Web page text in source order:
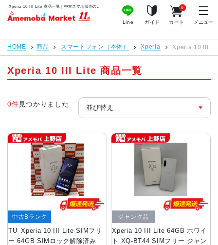
アメモバマーケット
Line ガイド カート
0
メニュー
HOME 商品 スマートフォン（本体） Xperia Xperia 10 III
Xperia 10 III Lite 商品一覧
0件見つかりました
TU_Xperia 10 III Lite SIMフリ
ー 64GB SIMロック解除済み
中古Bランク
Xperia 10 III Lite 64GB ホワイ
ト XQ-BT44 SIMフリー ジャン
ジャンク品